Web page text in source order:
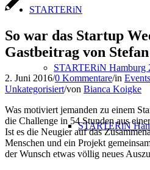
STARTERiN
STARTERiN Hamburg
STARTERiN
So war das Startup
Gastbeitrag von
2. Juni 2016/0 Kommentare/in Events
Unkategorisiert/von Bianca Koigke
Was motiviert jemanden zu einem
die Challenge in 54 Stunden aus
Ist es die Neugier auf das
Menschen und ein Projekt
der Wunsch etwas völlig neues